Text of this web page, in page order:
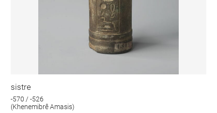
sistre
-570 / -526
(Khenemibrê Amasis)